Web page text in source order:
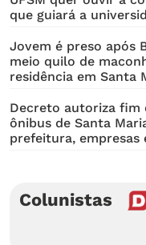
que guiará a
Jovem é preso após
meio quilo de
residência em Santa
Decreto autoriza fim
ônibus de Santa
prefeitura, empresas
Colunistas